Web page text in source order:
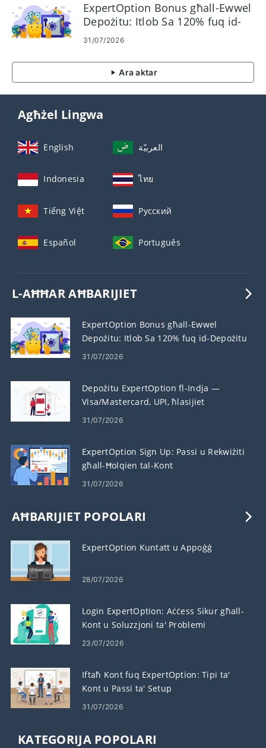
ExpertOption Bonus għall-Ewwel
Depożitu: Itlob Sa 120% fuq id-
Depożitu Tiegħek
31/07/2026
Ara aktar
Agħżel Lingwa
English العربيّة
Indonesia ไทย
Tiếng Việt Русский
Español Português
L-AĦĦAR AĦBARIJIET
ExpertOption Bonus għall-Ewwel
Depożitu: Itlob Sa 120% fuq id-Depożitu
Tiegħek
31/07/2026
Depożitu ExpertOption fl-Indja —
Visa/Mastercard, UPI, ħlasijiet
elettroniċi u Crypto
31/07/2026
ExpertOption Sign Up: Passi u Rekwiżiti
għall-Ħolqien tal-Kont
31/07/2026
AĦBARIJIET POPOLARI
ExpertOption Kuntatt u Appoġġ
28/07/2026
Login ExpertOption: Aċċess Sikur għall-
Kont u Soluzzjoni ta' Problemi
23/07/2026
Iftaħ Kont fuq ExpertOption: Tipi ta'
Kont u Passi ta' Setup
31/07/2026
KATEGORIJA POPOLARI